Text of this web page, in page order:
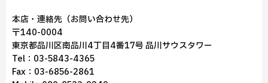
本店・連絡先（お問い合わせ先）
〒140-0004
東京都品川区南品川4丁目4番17号 品川サウスタワー
Tel：03-5843-4365
Fax：03-6856-2861